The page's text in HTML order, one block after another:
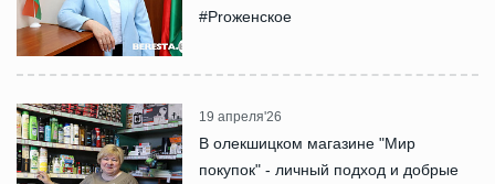
#Proженское
19 апреля'26
В олекшицком магазине "Мир
покупок" - личный подход и добрые